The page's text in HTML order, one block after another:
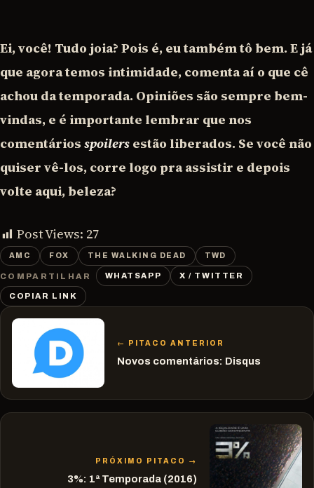
Ei, você! Tudo joia? Pois é, eu também tô bem. E já
que agora temos intimidade, comenta aí o que cê
achou da temporada. Opiniões são sempre bem-
vindas, e é importante lembrar que nos
comentários spoilers estão liberados. Se você não
quiser vê-los, corre logo pra assistir e depois
volte aqui, beleza?
Post Views: 27
AMC FOX THE WALKING DEAD TWD
COMPARTILHAR WHATSAPP X / TWITTER
COPIAR LINK
← PITACO ANTERIOR
Novos comentários: Disqus
PRÓXIMO PITACO →
3%: 1ª Temporada (2016)